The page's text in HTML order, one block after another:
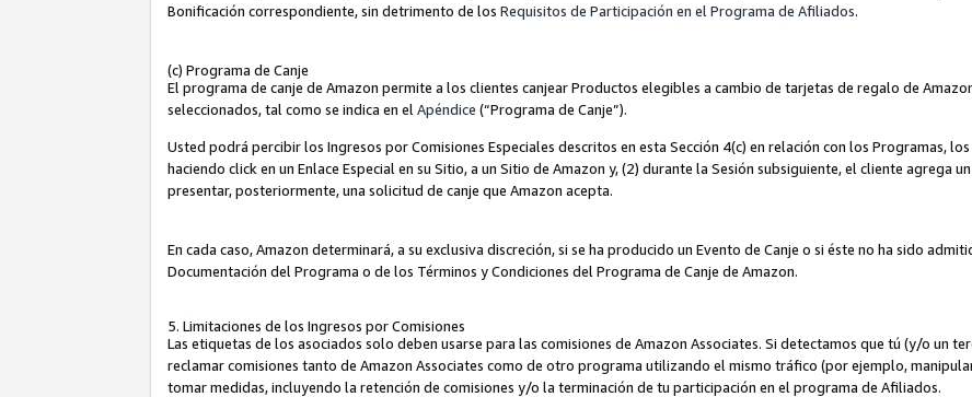
Bonificación correspondiente, sin detrimento de los Requisitos de Participación en el Programa de Afiliados.
(c) Programa de Canje
El programa de canje de Amazon permite a los clientes canjear Productos elegibles a cambio de tarjetas de regalo de
seleccionados, tal como se indica en el Apéndice (“Programa de Canje”).
Usted podrá percibir los Ingresos por Comisiones Especiales descritos en esta Sección 4(c) en relación con los Programas,
haciendo click en un Enlace Especial en su Sitio, a un Sitio de Amazon y, (2) durante la Sesión subsiguiente, el cliente agrega
presentar, posteriormente, una solicitud de canje que Amazon acepta.
En cada caso, Amazon determinará, a su exclusiva discreción, si se ha producido un Evento de Canje o si éste no ha sido
Documentación del Programa o de los Términos y Condiciones del Programa de Canje de Amazon.
5. Limitaciones de los Ingresos por Comisiones
Las etiquetas de los asociados solo deben usarse para las comisiones de Amazon Associates. Si detectamos que tú (y/o un
reclamar comisiones tanto de Amazon Associates como de otro programa utilizando el mismo tráfico (por ejemplo,
tomar medidas, incluyendo la retención de comisiones y/o la terminación de tu participación en el programa de Afiliados.